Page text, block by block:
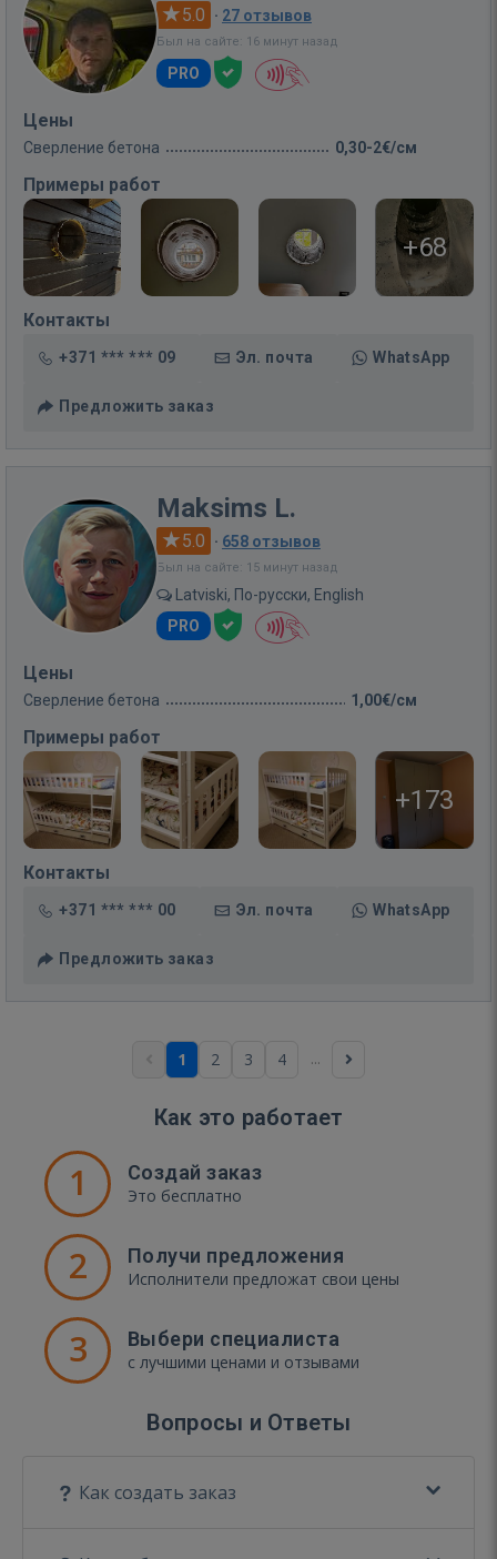
5.0 · 27 отзывов
Был на сайте: 16 минут назад
PRO
Цены
Сверление бетона 0,30-2€/см
Примеры работ
+68
Контакты
+371 *** *** 09 Эл. почта WhatsApp
Предложить заказ
Maksims L.
5.0 · 658 отзывов
Был на сайте: 15 минут назад
Latviski, По-русски, English
PRO
Цены
Сверление бетона 1,00€/см
Примеры работ
+173
Контакты
+371 *** *** 00 Эл. почта WhatsApp
Предложить заказ
1 2 3 4 ...
Как это работает
1 Создай заказ
Это бесплатно
2 Получи предложения
Исполнители предложат свои цены
3 Выбери специалиста
с лучшими ценами и отзывами
Вопросы и Ответы
Как создать заказ